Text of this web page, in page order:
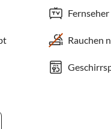
Fernseher
Rauchen